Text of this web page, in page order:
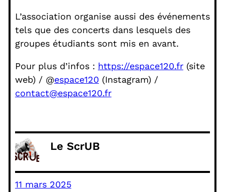
L’association organise aussi des événements
tels que des concerts dans lesquels des
groupes étudiants sont mis en avant.
Pour plus d’infos : https://espace120.fr(site
web) / @espace120 (Instagram) /
contact@espace120.fr
Le ScrUB
11 mars 2025